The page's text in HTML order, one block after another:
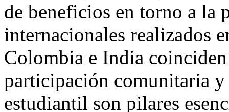
de beneficios en torno a la
internacionales realizados
Colombia e India
participación comunitaria
estudiantil son pilares